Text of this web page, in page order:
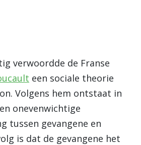
verwoordde de Franse
een sociale theorie
Volgens hem ontstaat in
onevenwichtige
tussen gevangene en
is dat de gevangene het